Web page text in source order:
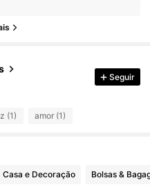
Seguir
(1) amor (1)
Casa e Decoração Bolsas &